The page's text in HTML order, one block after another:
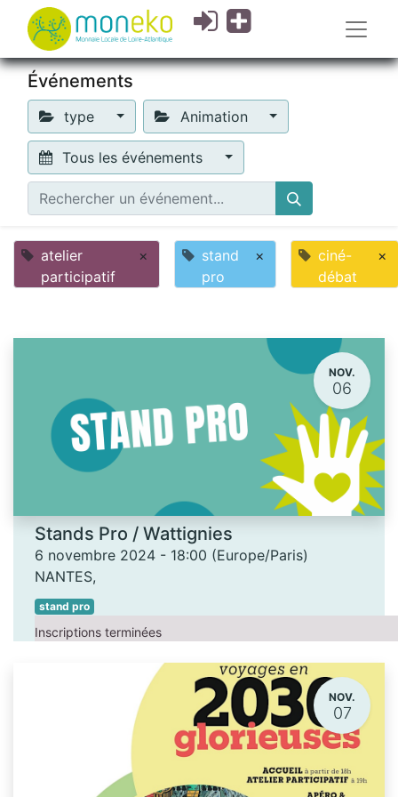
Événements
type Animation
Tous les événements
atelier
participatif
×
stand
pro
×
ciné-
débat
×
NOV.
06
Stands Pro / Wattignies
6 novembre 2024 - 18:00 (Europe/Paris)
NANTES,
stand pro
Inscriptions terminées
NOV.
07